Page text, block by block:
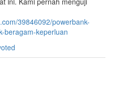
39846092/powerbank-
beragam-keperluan